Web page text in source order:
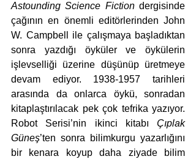
Astounding Science Fiction dergisinde
çağının en önemli editörlerinden John
W. Campbell ile çalışmaya başladıktan
sonra yazdığı öyküler ve öykülerin
işlevselliği üzerine düşünüp üretmeye
devam ediyor. 1938-1957 tarihleri
arasında da onlarca öykü, sonradan
kitaplaştırılacak pek çok tefrika yazıyor.
Robot Serisi’nin ikinci kitabı Çıplak
Güneş’ten sonra bilimkurgu yazarlığını
bir kenara koyup daha ziyade bilim